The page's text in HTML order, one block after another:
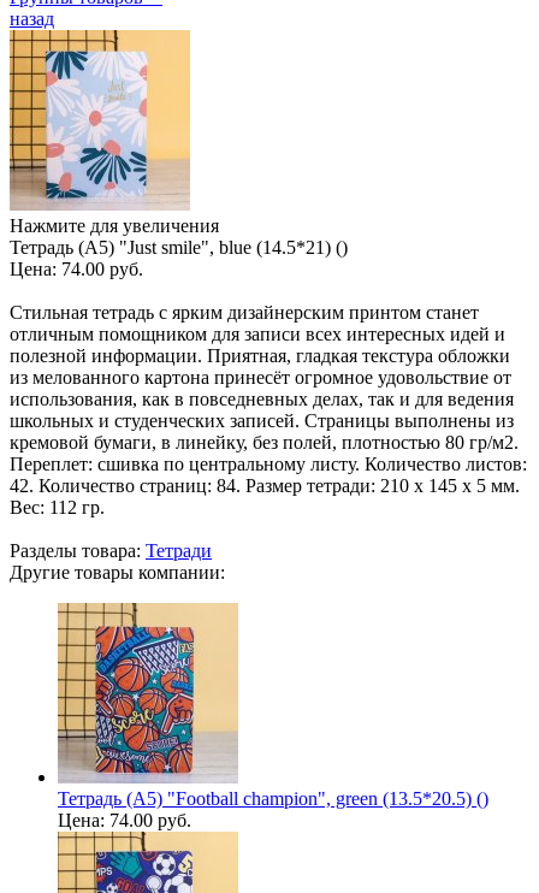
назад
Нажмите для увеличения
Тетрадь (A5) "Just smile", blue (14.5*21) ()
Цена: 74.00 руб.
Стильная тетрадь с ярким дизайнерским принтом станет
отличным помощником для записи всех интересных идей и
полезной информации. Приятная, гладкая текстура обложки
из мелованного картона принесёт огромное удовольствие от
использования, как в повседневных делах, так и для ведения
школьных и студенческих записей. Страницы выполнены из
кремовой бумаги, в линейку, без полей, плотностью 80 гр/м2.
Переплет: сшивка по центральному листу. Количество листов:
42. Количество страниц: 84. Размер тетради: 210 х 145 х 5 мм.
Вес: 112 гр.
Разделы товара: Тетради
Другие товары компании:
Тетрадь (A5) "Football champion", green (13.5*20.5) ()
Цена: 74.00 руб.